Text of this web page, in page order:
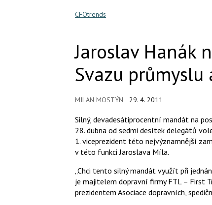
CFOtrends
Jaroslav Hanák
Svazu průmyslu
MILAN MOSTÝN 29. 4. 2011
Silný, devadesátiprocentní mandát na
28. dubna od sedmi desítek delegátů
1. viceprezident této nejvýznamnější
v této funkci Jaroslava Míla.
„Chci tento silný mandát využít při
je majitelem dopravní firmy FTL – First
prezidentem Asociace dopravních,